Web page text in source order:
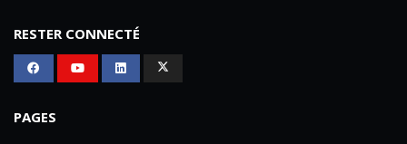
RESTER CONNECTÉ
PAGES